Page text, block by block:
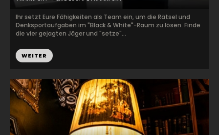
Ihr setzt Eure Fähigkeiten als Team ein, um die Rätsel und
Denksportaufgaben im "Black & White"-Raum zu lösen. Finde
die vier gejagten Jäger und "setze"...
WEITER